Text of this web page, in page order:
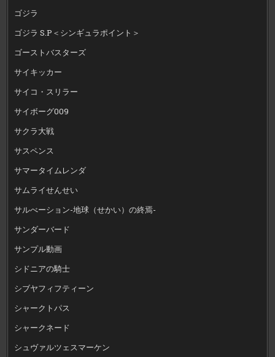
ゴジラ
ゴジラ S.P＜シンギュラポイント＞
ゴーストバスターズ
サイキッカー
サイコ・スリラー
サイボーグ009
サクラ大戦
サスペンス
サマータイムレンダ
サムライせんせい
サルべーション-地球（せかい）の終焉-
サンダーバード
サンプル動画
シドニアの騎士
シブヤフィフティーン
シャークトパス
シャークネード
シュヴァルツェスマーケン